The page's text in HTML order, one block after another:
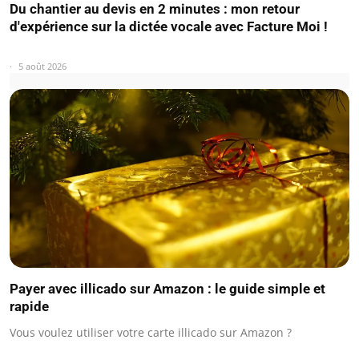
Du chantier au devis en 2 minutes : mon retour
d'expérience sur la dictée vocale avec Facture Moi !
5 août 2026
Payer avec illicado sur Amazon : le guide simple et
rapide
Vous voulez utiliser votre carte illicado sur Amazon ?